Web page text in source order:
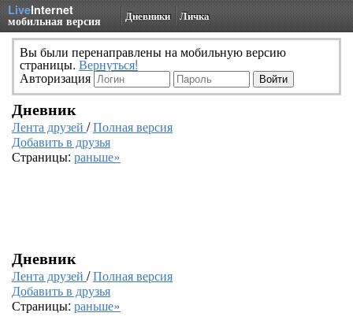
LiveInternet
мобильная версия Дневники Личка
Вы были перенаправлены на мобильную версию
страницы. Вернуться!
Авторизация
Дневник
Лента друзей /Полная версия
Добавить в друзья
Страницы: раньше»
Дневник
Лента друзей /Полная версия
Добавить в друзья
Страницы: раньше»